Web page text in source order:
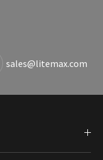
sales@litemax.com